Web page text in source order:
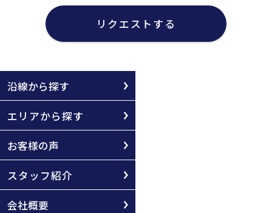
リクエストする
沿線から探す
エリアから探す
お客様の声
スタッフ紹介
会社概要